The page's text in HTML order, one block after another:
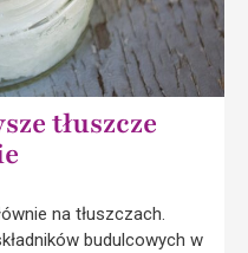
tłuszcze
na tłuszczach.
budulcowych w